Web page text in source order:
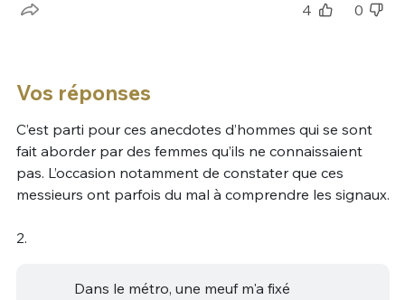
4 0
Vos réponses
C’est parti pour ces anecdotes d’hommes qui se sont
fait aborder par des femmes qu’ils ne connaissaient
pas. L’occasion notamment de constater que ces
messieurs ont parfois du mal à comprendre les signaux.
2.
Dans le métro, une meuf m'a fixé